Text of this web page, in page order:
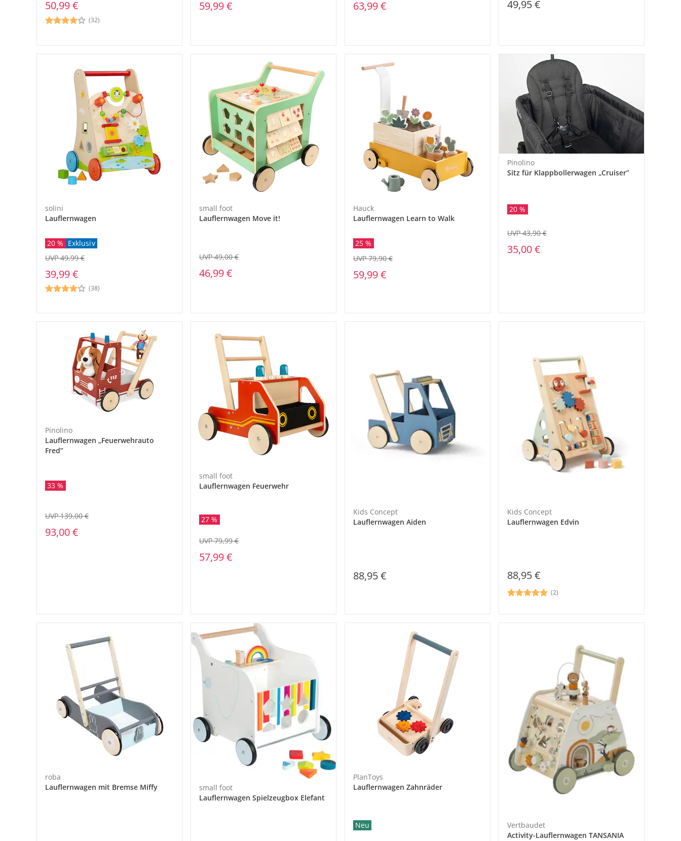
50,99 €
(32)
59,99 € 63,99 € 49,95 €
solini
Lauflernwagen
20 % Exklusiv
39,99 €
UVP 49,99 €
(38)
small foot
Lauflernwagen Move it!
46,99 €
UVP 49,00 €
Hauck
Lauflernwagen Learn to Walk
25 %
59,99 €
UVP 79,90 €
Pinolino
Sitz für Klappbollerwagen „Cruiser”
20 %
35,00 €
UVP 43,90 €
Pinolino
Lauflernwagen „Feuerwehrauto
Fred”
33 %
93,00 €
UVP 139,00 €
small foot
Lauflernwagen Feuerwehr
27 %
57,99 €
UVP 79,99 €
Kids Concept
Lauflernwagen Aiden
88,95 €
Kids Concept
Lauflernwagen Edvin
88,95 €
(2)
roba
Lauflernwagen mit Bremse Miffy
small foot
Lauflernwagen Spielzeugbox Elefant
PlanToys
Lauflernwagen Zahnräder
Neu
Vertbaudet
Activity-Lauflernwagen TANSANIA